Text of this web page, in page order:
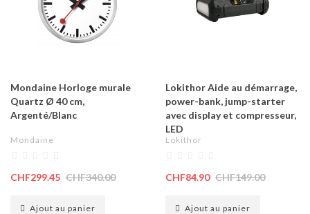
Mondaine Horloge murale
Quartz Ø 40 cm,
Argenté/Blanc
Mondaine
CHF299.45 CHF340.00
Ajout au panier
Lokithor Aide au démarrage,
power-bank, jump-starter
avec display et compresseur,
LED
Lokithor
CHF84.90 CHF149.00
Ajout au panier